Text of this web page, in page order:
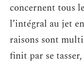
concernent tous
l’intégral au jet
raisons sont
finit par se